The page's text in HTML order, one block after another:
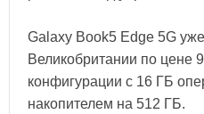
Galaxy Book5 Edge 5G
Великобритании по цене
конфигурации с 16 ГБ
накопителем на 512 ГБ.